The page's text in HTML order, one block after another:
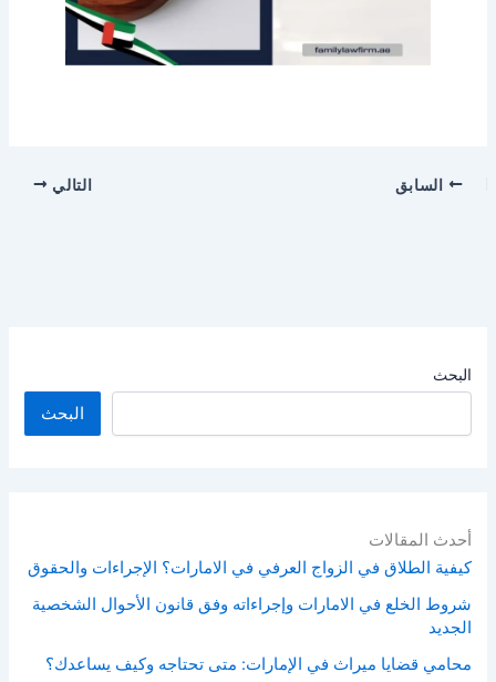
البحث
البحث
أحدث المقالات
كيفية الطلاق في الزواج العرفي في الامارات؟ الإجراءات والحقوق
شروط الخلع في الامارات وإجراءاته وفق قانون الأحوال الشخصية
الجديد
محامي قضايا ميراث في الإمارات: متى تحتاجه وكيف يساعدك؟
السابق التالي